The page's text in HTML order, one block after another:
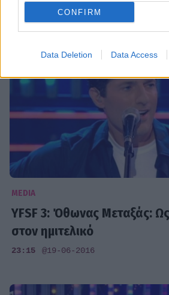
CONFIRM
Data Deletion Data Access
MEDIA
YFSF 3: Όθωνας Μεταξάς:
στον ημιτελικό
23:15 @19-06-2016